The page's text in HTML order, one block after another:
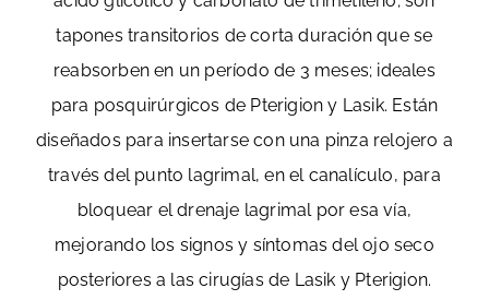
tapones transitorios de corta duración que se
reabsorben en un período de 3 meses; ideales
para posquirúrgicos de Pterigion y Lasik. Están
diseñados para insertarse con una pinza relojero a
través del punto lagrimal, en el canalículo, para
bloquear el drenaje lagrimal por esa vía,
mejorando los signos y síntomas del ojo seco
posteriores a las cirugías de Lasik y Pterigion.